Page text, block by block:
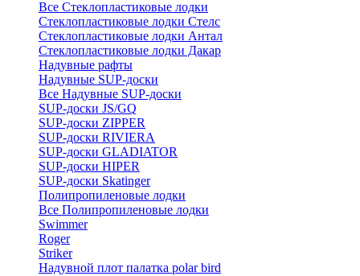
Все Стеклопластиковые лодки
Стеклопластиковые лодки Стелс
Стеклопластиковые лодки Антал
Стеклопластиковые лодки Дакар
Надувные рафты
Надувные SUP-доски
Все Надувные SUP-доски
SUP-доски JS/GQ
SUP-доски ZIPPER
SUP-доски RIVIERA
SUP-доски GLADIATOR
SUP-доски HIPER
SUP-доски Skatinger
Полипропиленовые лодки
Все Полипропиленовые лодки
Swimmer
Roger
Striker
Надувной плот палатка polar bird